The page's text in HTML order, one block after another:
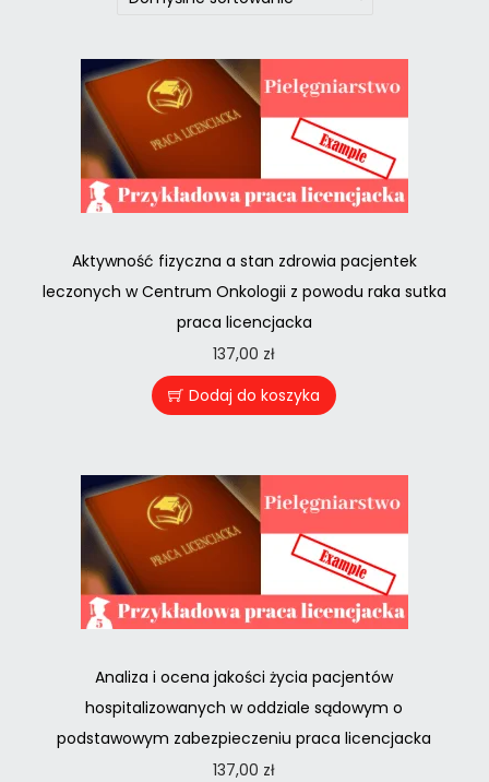
Aktywność fizyczna a stan zdrowia pacjentek
leczonych w Centrum Onkologii z powodu raka sutka
praca licencjacka
137,00 zł
Dodaj do koszyka
Analiza i ocena jakości życia pacjentów
hospitalizowanych w oddziale sądowym o
podstawowym zabezpieczeniu praca licencjacka
137,00 zł